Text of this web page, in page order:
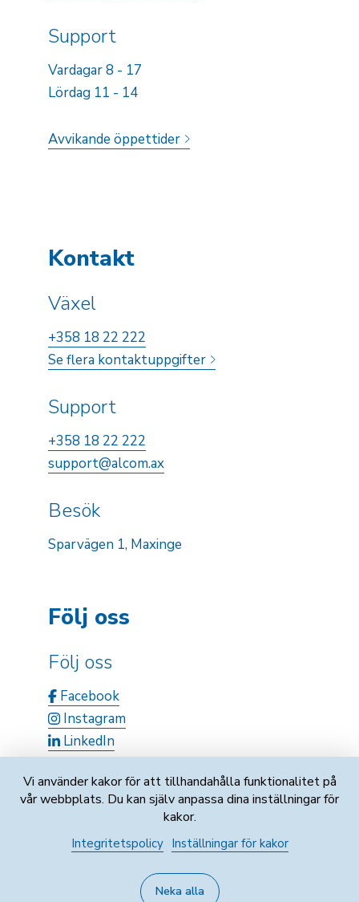
Support
Vardagar 8 - 17
Lördag 11 - 14
Avvikande öppettider
Kontakt
Växel
+358 18 22 222
Se flera kontaktuppgifter
Support
+358 18 22 222
support@alcom.ax
Besök
Sparvägen 1, Maxinge
Följ oss
Följ oss
Facebook
Instagram
LinkedIn
Fo-nummer: 0747121-9
Vi använder kakor för att tillhandahålla funktionalitet på
vår webbplats. Du kan själv anpassa dina inställningar för
kakor.
Integritetspolicy Inställningar för kakor
Neka alla